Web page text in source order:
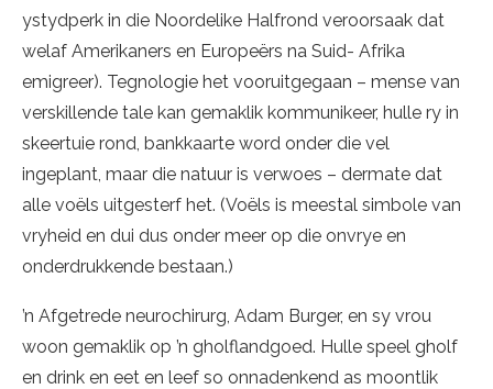
ystydperk in die Noordelike Halfrond veroorsaak dat
welaf Amerikaners en Europeërs na Suid- Afrika
emigreer). Tegnologie het vooruitgegaan – mense van
verskillende tale kan gemaklik kommunikeer, hulle ry in
skeertuie rond, bankkaarte word onder die vel
ingeplant, maar die natuur is verwoes – dermate dat
alle voëls uitgesterf het. (Voëls is meestal simbole van
vryheid en dui dus onder meer op die onvrye en
onderdrukkende bestaan.)
’n Afgetrede neurochirurg, Adam Burger, en sy vrou
woon gemaklik op ’n gholflandgoed. Hulle speel gholf
en drink en eet en leef so onnadenkend as moontlik